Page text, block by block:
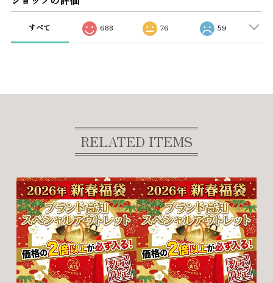
すべて 688 76 59
RELATED ITEMS